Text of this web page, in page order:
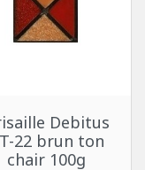
Debitus
22 brun ton
chair 100g